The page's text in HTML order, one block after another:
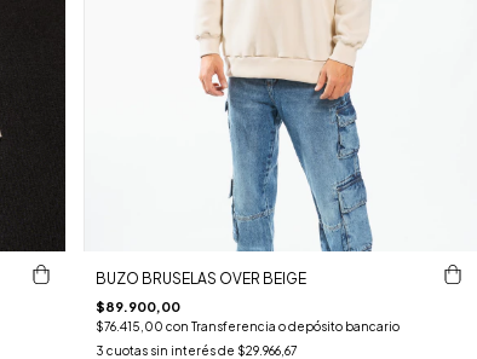
BUZO BRUSELAS OVER BEIGE
$89.900,00
$76.415,00con Transferencia o depósito bancario
3 cuotas sin interés de $29.966,67